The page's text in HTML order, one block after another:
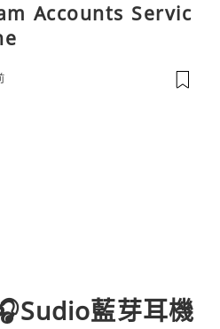
Accounts Servic
藍芽耳機